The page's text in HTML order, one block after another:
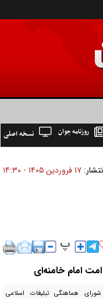
نسخه اصلی روزنامه جوان
۱۷ فروردين ۱۴۰۵ - ۱۴:۳۰
امام خامنه‌ای
شورای هماهنگی تبلیغات اسلامی